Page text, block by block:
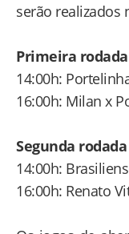
serão
Primeira
14:00h:
16:00h: Milan x
Segunda
14:00h:
16:00h: Renato